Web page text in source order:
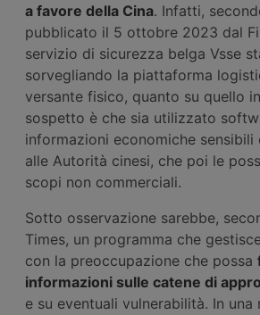
a favore della Cina. Infatti,
pubblicato il 5 ottobre 2023 dal
servizio di sicurezza belga Vsse
sorvegliando la piattaforma
versante fisico, quanto su quello
sospetto è che sia utilizzato
informazioni economiche sensibili
alle Autorità cinesi, che poi le
scopi non commerciali.
Sotto osservazione sarebbe,
Times, un programma che
con la preoccupazione che possa
informazioni sulle catene di
e su eventuali vulnerabilità. In una